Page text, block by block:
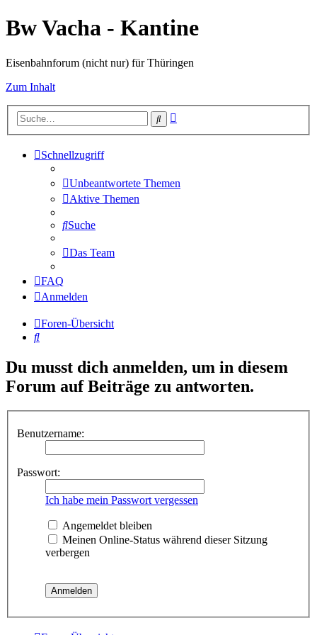
Bw Vacha - Kantine
Eisenbahnforum (nicht nur) für Thüringen
Zum Inhalt
Suche
Schnellzugriff
Unbeantwortete Themen
Aktive Themen
Suche
Das Team
FAQ
Anmelden
Foren-Übersicht
Suche
Du musst dich anmelden, um in diesem
Forum auf Beiträge zu antworten.
Benutzername:
Passwort:
Ich habe mein Passwort vergessen
Angemeldet bleiben
Meinen Online-Status während dieser Sitzung
verbergen